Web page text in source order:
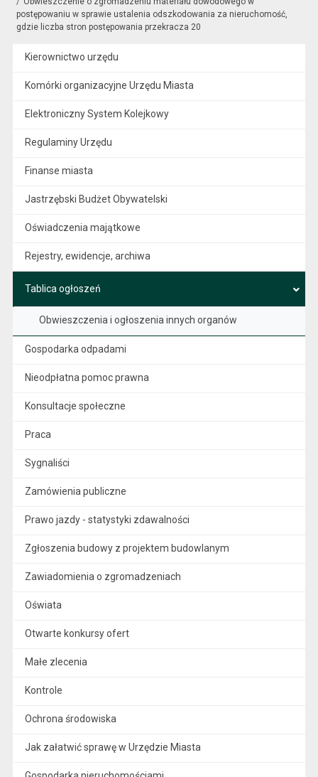
postępowaniu w sprawie ustalenia odszkodowania za nieruchomość,
gdzie liczba stron postępowania przekracza 20
Kierownictwo urzędu
Komórki organizacyjne Urzędu Miasta
Elektroniczny System Kolejkowy
Regulaminy Urzędu
Finanse miasta
Jastrzębski Budżet Obywatelski
Oświadczenia majątkowe
Rejestry, ewidencje, archiwa
Tablica ogłoszeń
Obwieszczenia i ogłoszenia innych organów
Gospodarka odpadami
Nieodpłatna pomoc prawna
Konsultacje społeczne
Praca
Sygnaliści
Zamówienia publiczne
Prawo jazdy - statystyki zdawalności
Zgłoszenia budowy z projektem budowlanym
Zawiadomienia o zgromadzeniach
Oświata
Otwarte konkursy ofert
Małe zlecenia
Kontrole
Ochrona środowiska
Jak załatwić sprawę w Urzędzie Miasta